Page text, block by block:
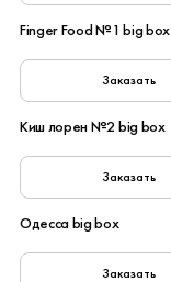
Finger Food №1 big box
Заказать
Популярное
Киш лорен №2 big box
Заказать
Одесса big box
Заказать